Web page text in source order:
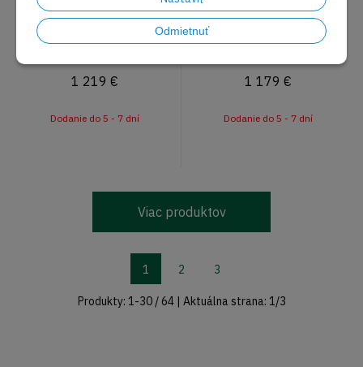
Odmietnuť
1 219 €
Dodanie do 5 - 7 dní
1 179 €
Dodanie do 5 - 7 dní
Viac produktov
1 2 3
Produkty: 1-30/ 64| Aktuálna strana: 1/3